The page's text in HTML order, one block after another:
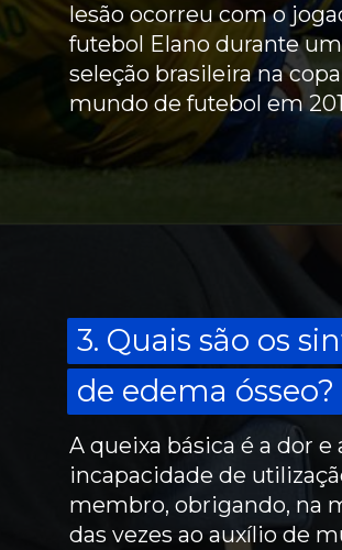
lesão ocorreu com o
futebol Elano durante
seleção brasileira na
mundo de futebol em
A queixa básica é a dor e
incapacidade de
membro, obrigando, na
das vezes ao auxílio de
3. Quais são os
de edema ósseo?
3. Quais são os
de edema ósseo?